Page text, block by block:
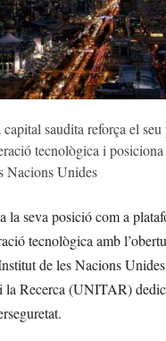
saudita reforça el
tecnològica i
Nacions Unides
la seva posició com a
tecnològica amb
de les Nacions
la Recerca (UNITAR)